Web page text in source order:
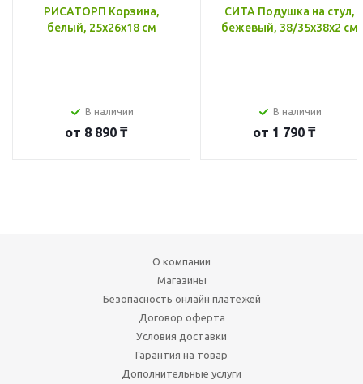
РИСАТОРП Корзина,
белый, 25x26x18 см
В наличии
от 8 890 ₸
СИТА Подушка на стул,
бежевый, 38/35x38x2 см
В наличии
от 1 790 ₸
О компании
Магазины
Безопасность онлайн платежей
Договор оферта
Условия доставки
Гарантия на товар
Дополнительные услуги